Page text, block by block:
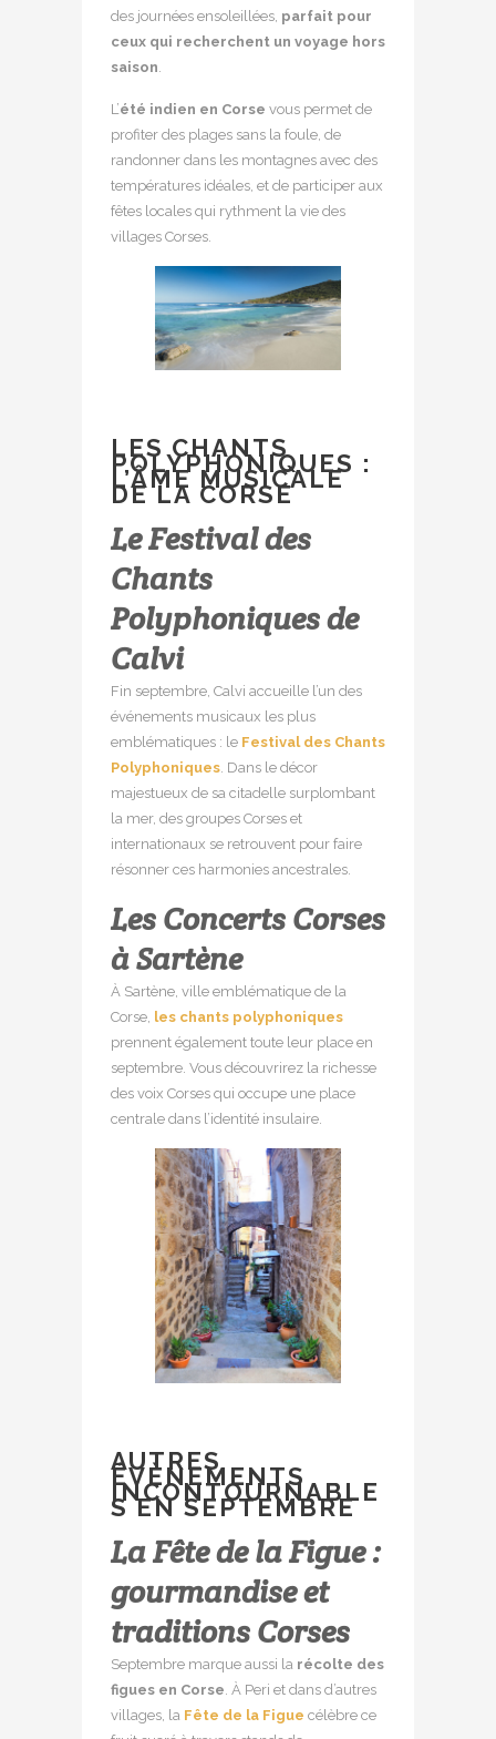
des journées ensoleillées, parfait pour
ceux qui recherchent un voyage hors
saison
L’été indien en Corse vous permet de
profiter des plages sans la foule, de
randonner dans les montagnes avec des
températures idéales, et de participer aux
fêtes locales qui rythment la vie des
villages Corses.
LES CHANTS
POLYPHONIQUES :
L’ÂME MUSICALE
DE LA CORSE
Le Festival des
Chants
Polyphoniques de
Calvi
Fin septembre, Calvi accueille l’un des
événements musicaux les plus
emblématiques : le Festival des Chants
Polyphoniques. Dans le décor
majestueux de sa citadelle surplombant
la mer, des groupes Corses et
internationaux se retrouvent pour faire
résonner ces harmonies ancestrales.
Les Concerts Corses
à Sartène
À Sartène, ville emblématique de la
Corse, les chants polyphoniques
prennent également toute leur place en
septembre. Vous découvrirez la richesse
des voix Corses qui occupe une place
centrale dans l’identité insulaire.
AUTRES
ÉVÈNEMENTS
INCONTOURNABLE
S EN SEPTEMBRE
La Fête de la Figue :
gourmandise et
traditions Corses
Septembre marque aussi la récolte des
figues en Corse. À Peri et dans d’autres
villages, la Fête de la Figue célèbre ce